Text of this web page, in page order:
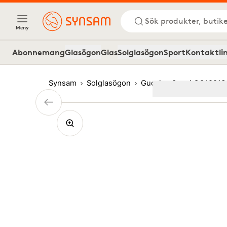
Meny
Sök produkter,
AbonnemangGlasögonGlasSolglasögonSport
Synsam Solglasögon Gucci Gucci